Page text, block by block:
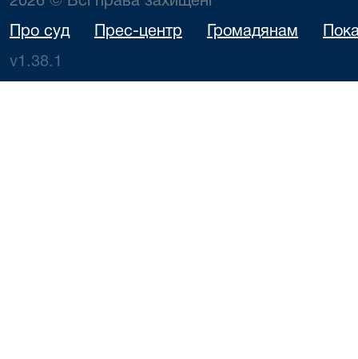
Про суд Прес-центр Громадянам
v1.38.1